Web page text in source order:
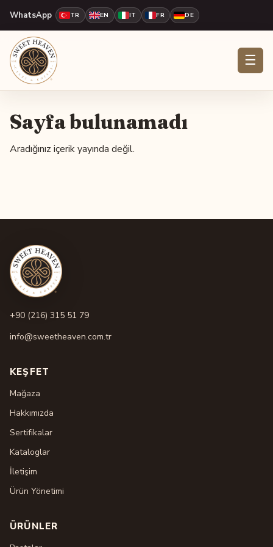
WhatsApp TR EN IT FR DE
☰
Sayfa bulunamadı
Aradığınız içerik yayında değil.
+90 (216) 315 51 79
info@sweetheaven.com.tr
KEŞFET
Mağaza
Hakkımızda
Sertifikalar
Kataloglar
İletişim
Ürün Yönetimi
ÜRÜNLER